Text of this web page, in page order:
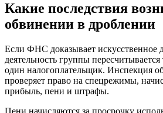
Какие последствия
обвинении в дроблении
Если ФНС доказывает искусственное
деятельность группы
один налогоплательщик. Инспекция
проверяет право на спецрежимы,
прибыль, пени и штрафы.